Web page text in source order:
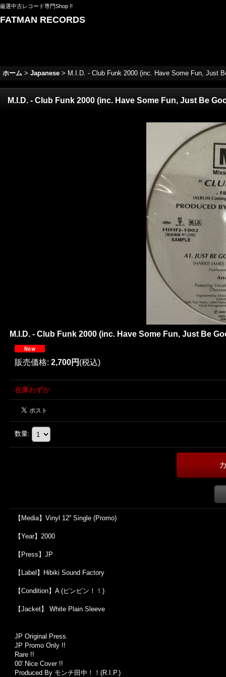
厳選中古レコード専門Shop !!
FATMAN RECORDS
ホーム > Japanese > M.I.D. - Club Funk 2000 (inc. Have Some Fun, Just
M.I.D. - Club Funk 2000 (inc. Have Some Fun, Just Be
M.I.D. - Club Funk 2000 (inc. Have Some Fun, Just Be
販売価格: 2,700円 (税込)
在庫わずか
数量:
【Media】Vinyl 12'' Single (Promo)
【Year】2000
【Press】JP
【Label】Hibiki Sound Factory
【Condition】A (ピンピン！！)
【Jacket】 White Plain Sleeve
JP Original Press.
JP Promo Only !!
Rare !!
00' Nice Cover !!
Produced By モンチ田中！！(R.I.P.)